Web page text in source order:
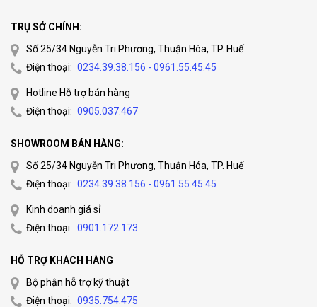
TRỤ SỞ CHÍNH:
Số 25/34 Nguyễn Tri Phương, Thuận Hóa, TP. Huế
Điện thoại: 0234.39.38.156 - 0961.55.45.45
Hotline Hỗ trợ bán hàng
Điện thoại: 0905.037.467
SHOWROOM BÁN HÀNG:
Số 25/34 Nguyễn Tri Phương, Thuận Hóa, TP. Huế
Điện thoại: 0234.39.38.156 - 0961.55.45.45
Kinh doanh giá sỉ
Điện thoại: 0901.172.173
HỖ TRỢ KHÁCH HÀNG
Bộ phận hỗ trợ kỹ thuật
Điện thoại: 0935.754.475